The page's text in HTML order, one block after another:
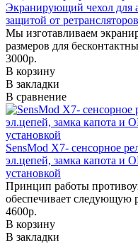
Экранирующий чехол для
защитой от
Мы изготавливаем
размеров для
3000р.
В корзину
В закладки
В сравнение
SensMod X7- сенсорное
эл.цепей, замка капота и
установкой
Принцип работы
обеспечивает следующую
4600р.
В корзину
В закладки